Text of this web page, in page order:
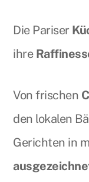
Die Pariser
ihre
Von frischen
den lokalen
Gerichten in